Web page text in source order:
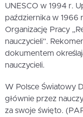
UNESCO w 1994 r.
października w 1966
Organizację Pracy
nauczycieli”.
dokumentem
nauczycieli.
W Polsce Światowy
głównie przez
za swoje święto.